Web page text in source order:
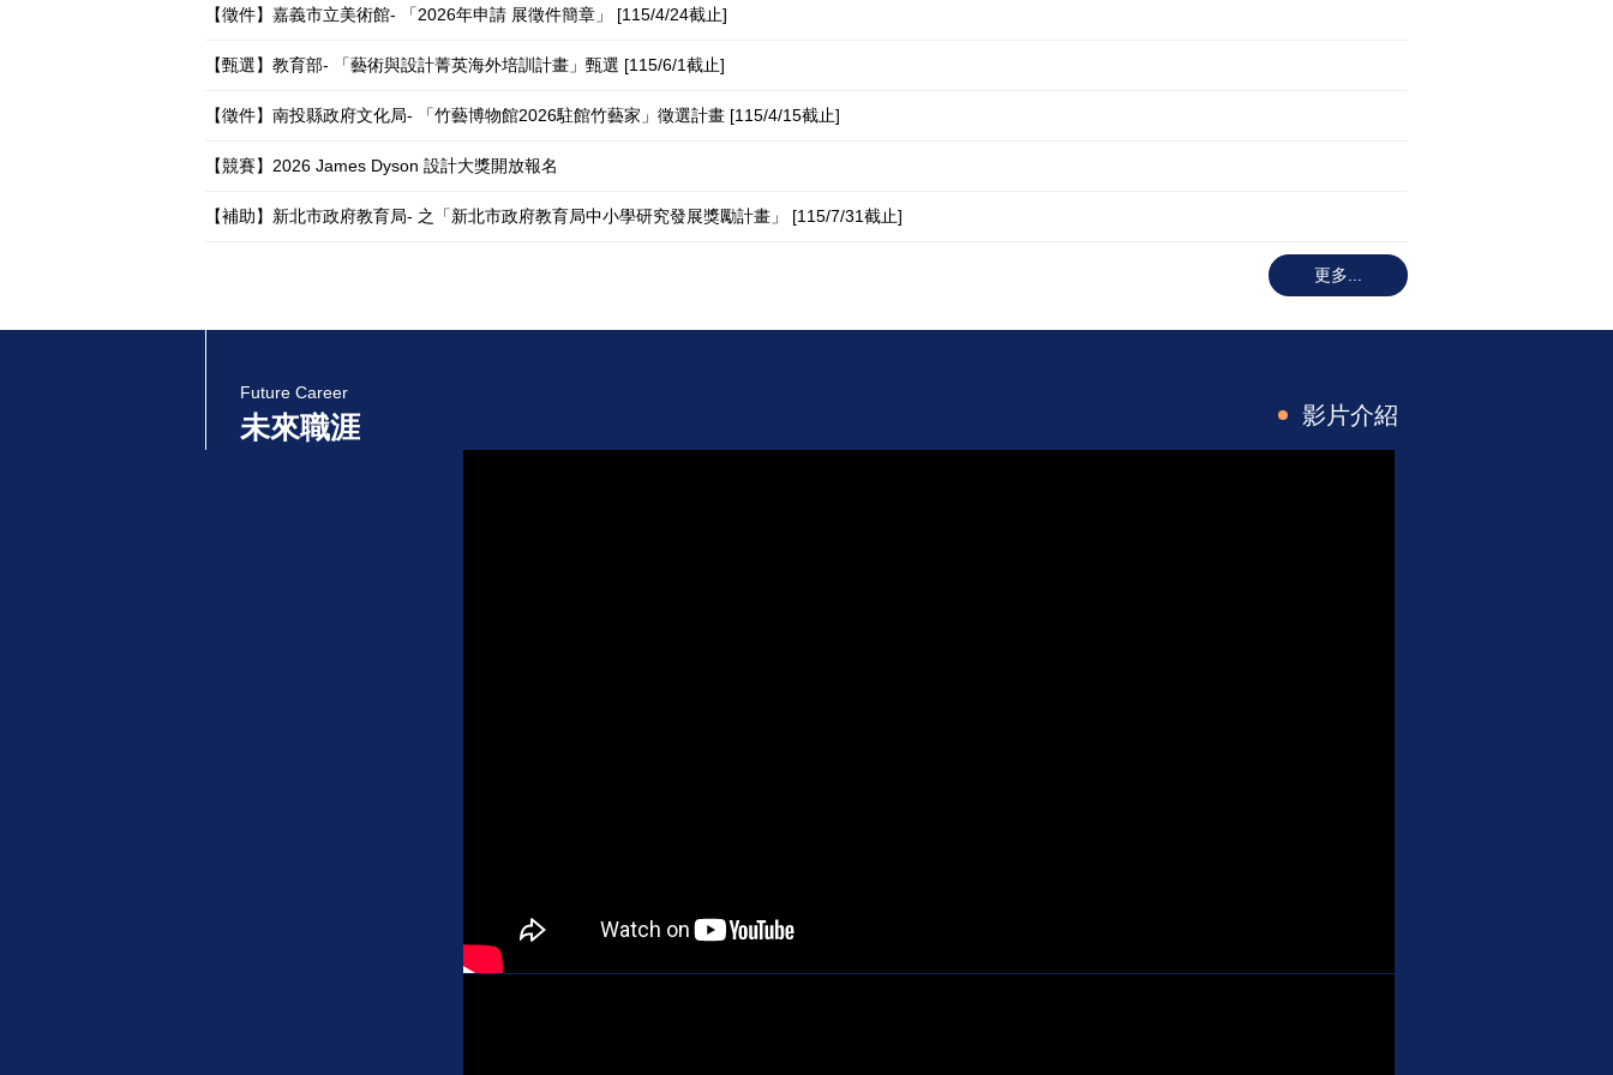
【徵件】嘉義市立美術館- 「2026年申請 展徵件簡章」 [115/4/24截止]
【甄選】教育部- 「藝術與設計菁英海外培訓計畫」甄選 [115/6/1截止]
【徵件】南投縣政府文化局- 「竹藝博物館2026駐館竹藝家」徵選計畫 [115/4/15截止]
【競賽】2026 James Dyson 設計大獎開放報名
【補助】新北市政府教育局- 之「新北市政府教育局中小學研究發展獎勵計畫」 [115/7/31截止]
更多...
Future Career
未來職涯 影片介紹